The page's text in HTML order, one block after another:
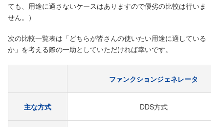
ても、用途に適さないケースはありますので優劣の比較は行いま
せん。）
次の比較一覧表は「どちらが皆さんの使いたい用途に適している
か」を考える際の一助としていただければ幸いです。
ファンクションジェネレータ
主な方式 DDS方式